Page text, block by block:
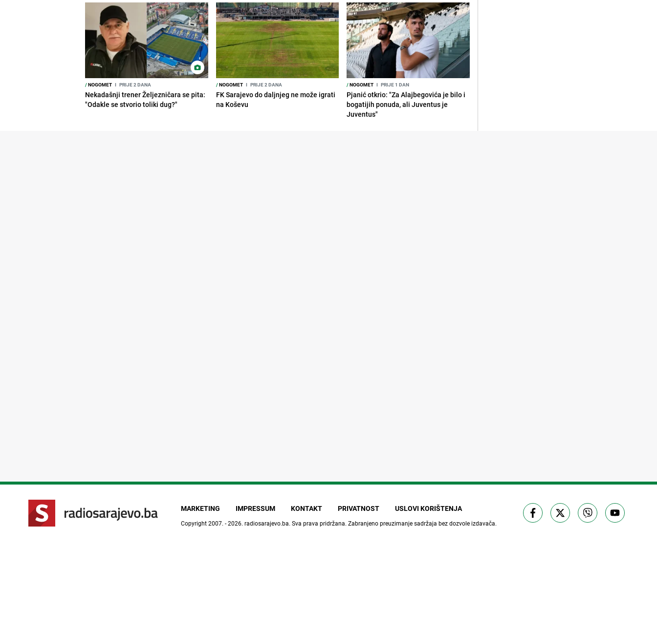
/NOGOMET I PRIJE 2 DANA
Nekadašnji trener Željezničara se pita:
"Odakle se stvorio toliki dug?"
/NOGOMET I PRIJE 2 DANA
FK Sarajevo do daljnjeg ne može igrati
na Koševu
/NOGOMET I PRIJE 1 DAN
Pjanić otkrio: "Za Alajbegovića je bilo i
bogatijih ponuda, ali Juventus je
Juventus"
MARKETING IMPRESSUM KONTAKT PRIVATNOST USLOVI KORIŠTENJA
Copyright 2007. - 2026. radiosarajevo.ba. Sva prava pridržana. Zabranjeno preuzimanje sadržaja bez dozvole izdavača.